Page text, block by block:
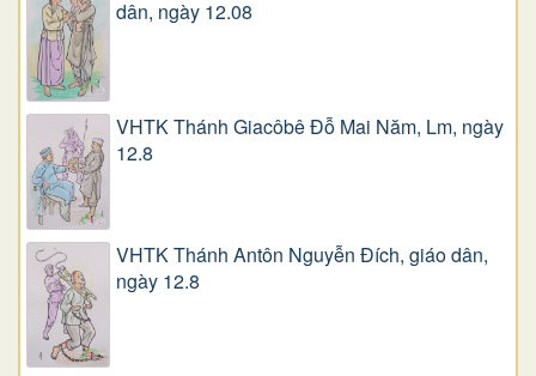
dân, ngày 12.08
VHTK Thánh Giacôbê Ðỗ Mai Năm, Lm, ngày
12.8
VHTK Thánh Antôn Nguyễn Ðích, giáo dân,
ngày 12.8